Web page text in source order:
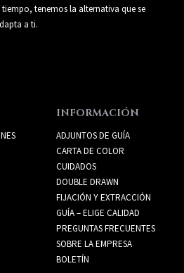
tenemos la alternativa que se
a ti.
INFORMACIÓN
ADJUNTOS DE GUÍA
CARTA DE COLOR
CUIDADOS
DOUBLE DRAWN
FIJACIÓN Y EXTRACCIÓN
GUÍA – ELIGE CALIDAD
PREGUNTAS FRECUENTES
SOBRE LA EMPRESA
BOLETÍN